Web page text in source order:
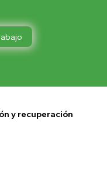
y recuperación